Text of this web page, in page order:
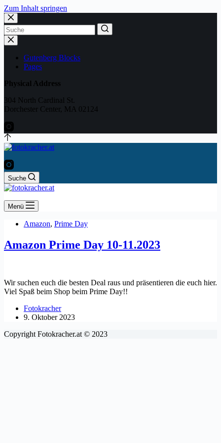
Zum Inhalt springen
No
results
Gutenberg Blocks
Pages
Physical Address
304 North Cardinal St.
Dorchester Center, MA 02124
Suche
Menü
Amazon, Prime Day
Amazon Prime Day 10-11.2023
Wir suchen euch die besten Deal raus und präsentieren die euch hier.
Viel Spaß beim Shop beim Prime Day!!
Fotokracher
9. Oktober 2023
Copyright Fotokracher.at © 2023